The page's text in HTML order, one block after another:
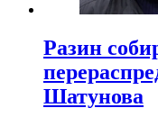
Разин
Шатунова